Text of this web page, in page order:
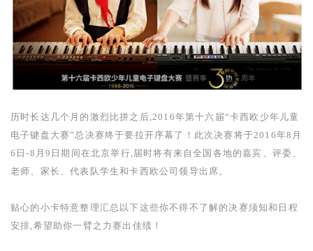
历时长达几个月的激烈比拼之后,2016年第十六届“卡西欧少年儿童
电子键盘大赛”总决赛终于要拉开序幕了！此次决赛将于2016年8 月
6 日-8 月9 日期间在北京举行,届时将有来自全国各地的嘉宾、评委、
老师、家长、代表队学生和卡西欧公司领导出席。
贴心的小卡特意整理汇总以下这些你不得不了解的决赛须知和日程
安排,希望助你一臂之力赛出佳绩！